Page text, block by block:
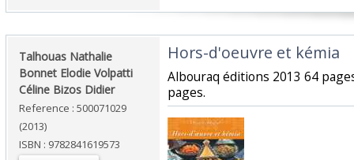
‎Talhouas Nathalie
Bonnet Elodie Volpatti
Céline Bizos Didier‎
Reference : 500071029
(2013)
ISBN : 9782841619573
‎Hors-d'oeuvre et kémia‎
‎Albouraq éditions 2013 64
pages.‎